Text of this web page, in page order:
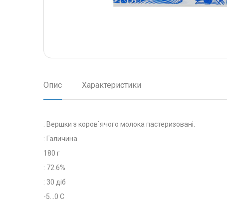
Опис Характеристики
: Вершки з коров`ячого молока пастеризовані.
: Галичина
180 г
: 72.6%
: 30 діб
-5...0 С